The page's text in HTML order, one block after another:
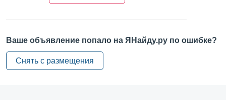
Ваше объявление попало на ЯНайду.ру по ошибке?
Снять с размещения